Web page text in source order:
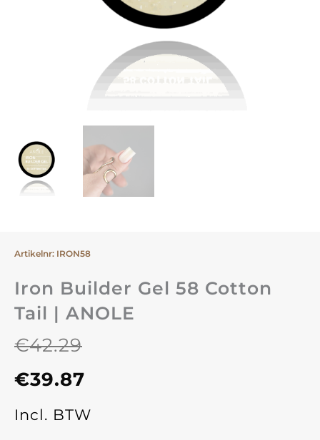
Artikelnr: IRON58
Iron Builder Gel 58 Cotton
Tail | ANOLE
€42.29
Oorspronkelijke
prijs
was:
€39.87
Huidige
prijs
is:
Incl. BTW